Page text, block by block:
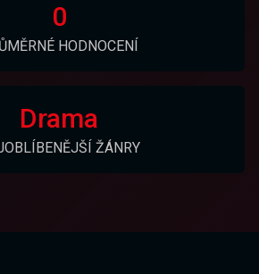
0
HODNOCENÍ
Drama
ŽÁNRY